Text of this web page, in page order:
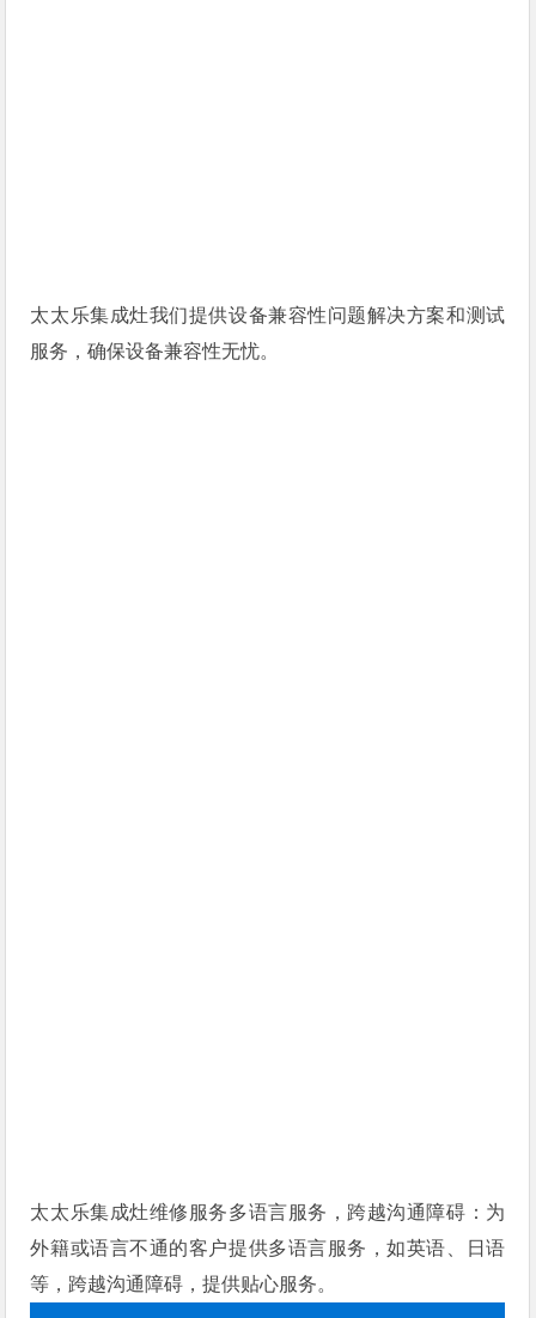
太太乐集成灶我们提供设备兼容性问题解决方案和测试
服务，确保设备兼容性无忧。
太太乐集成灶维修服务多语言服务，跨越沟通障碍：为
外籍或语言不通的客户提供多语言服务，如英语、日语
等，跨越沟通障碍，提供贴心服务。